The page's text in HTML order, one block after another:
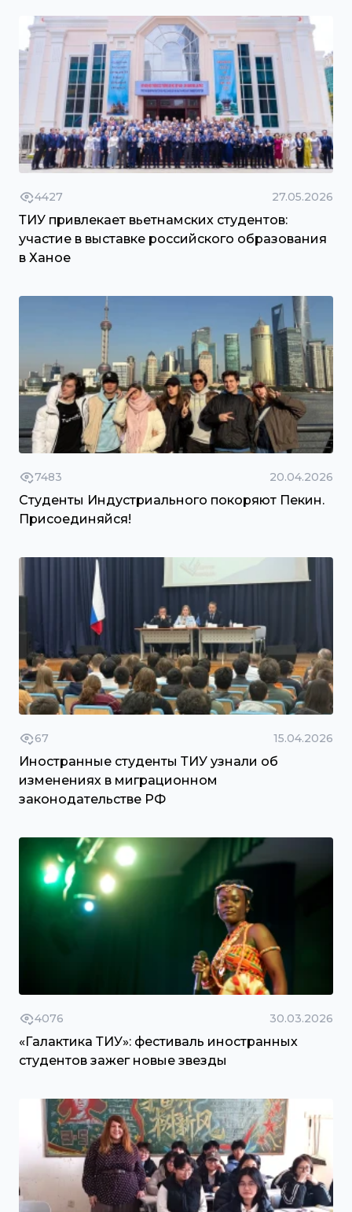
4427 27.05.2026
ТИУ привлекает вьетнамских студентов:
участие в выставке российского образования
в Ханое
7483 20.04.2026
Студенты Индустриального покоряют Пекин.
Присоединяйся!
67 15.04.2026
Иностранные студенты ТИУ узнали об
изменениях в миграционном
законодательстве РФ
4076 30.03.2026
«Галактика ТИУ»: фестиваль иностранных
студентов зажег новые звезды